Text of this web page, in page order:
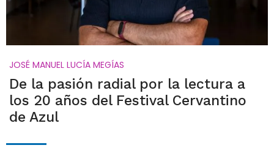
JOSÉ MANUEL LUCÍA MEGÍAS
De la pasión radial por la lectura a
los 20 años del Festival Cervantino
de Azul